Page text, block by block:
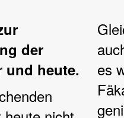
der
und heute.
es